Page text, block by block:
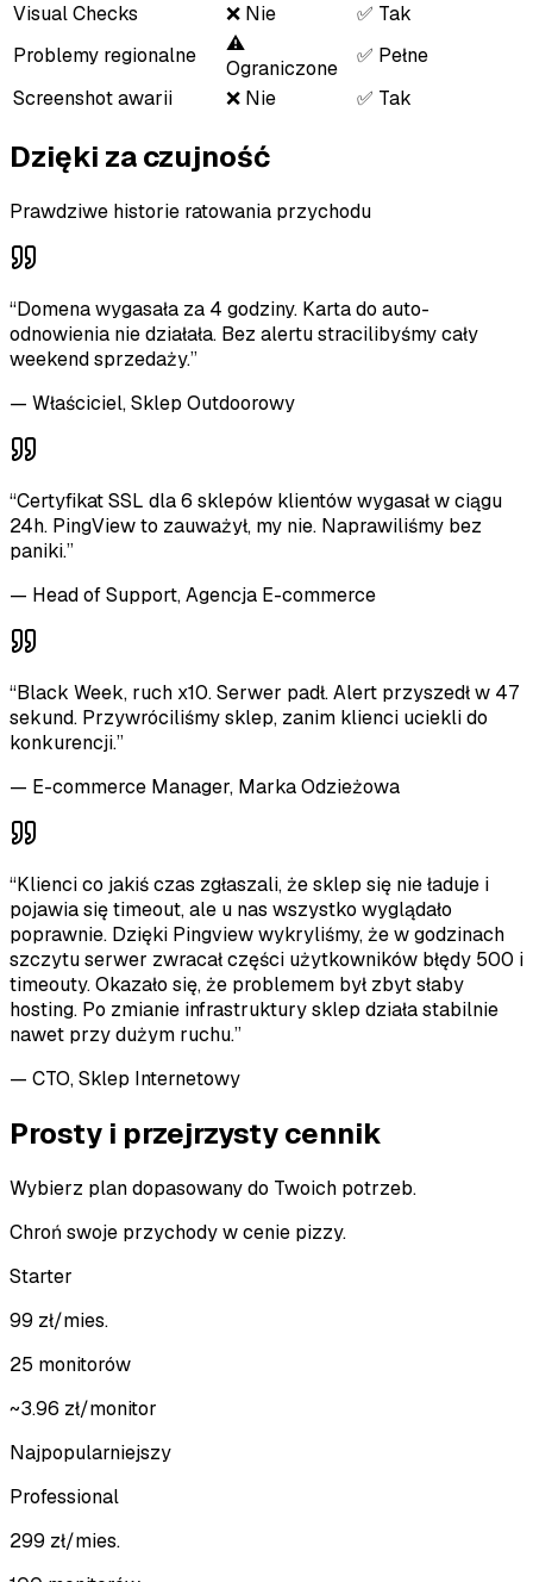
Visual Checks
❌ Nie
✅ Tak
Problemy regionalne
⚠️
Ograniczone
✅ Pełne
Screenshot awarii
❌ Nie ✅ Tak
Dzięki za czujność
Prawdziwe historie ratowania przychodu
“Domena wygasała za 4 godziny. Karta do auto-
odnowienia nie działała. Bez alertu stracilibyśmy cały
weekend sprzedaży.”
— Właściciel, Sklep Outdoorowy
“Certyfikat SSL dla 6 sklepów klientów wygasał w ciągu
24h. PingView to zauważył, my nie. Naprawiliśmy bez
paniki.”
— Head of Support, Agencja E-commerce
“Black Week, ruch x10. Serwer padł. Alert przyszedł w 47
sekund. Przywróciliśmy sklep, zanim klienci uciekli do
konkurencji.”
— E-commerce Manager, Marka Odzieżowa
“Klienci co jakiś czas zgłaszali, że sklep się nie ładuje i
pojawia się timeout, ale u nas wszystko wyglądało
poprawnie. Dzięki Pingview wykryliśmy, że w godzinach
szczytu serwer zwracał części użytkowników błędy 500 i
timeouty. Okazało się, że problemem był zbyt słaby
hosting. Po zmianie infrastruktury sklep działa stabilnie
nawet przy dużym ruchu.”
— CTO, Sklep Internetowy
Prosty i przejrzysty cennik
Wybierz plan dopasowany do Twoich potrzeb.
Chroń swoje przychody w cenie pizzy.
Starter
99 zł/mies.
25 monitorów
~3.96 zł/monitor
Najpopularniejszy
Professional
299 zł/mies.